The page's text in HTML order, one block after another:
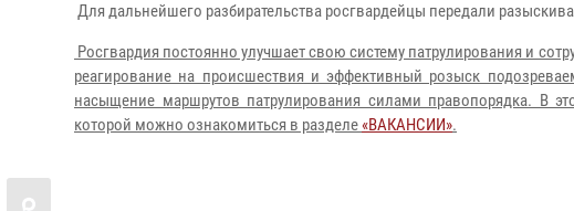
Для дальнейшего разбирательства росгвардейцы передали
Росгвардия постоянно улучшает свою систему патрулирования и
реагирование на происшествия и эффективный розыск
насыщение маршрутов патрулирования силами правопорядка. В
которой можно ознакомиться в разделе «ВАКАНСИИ».